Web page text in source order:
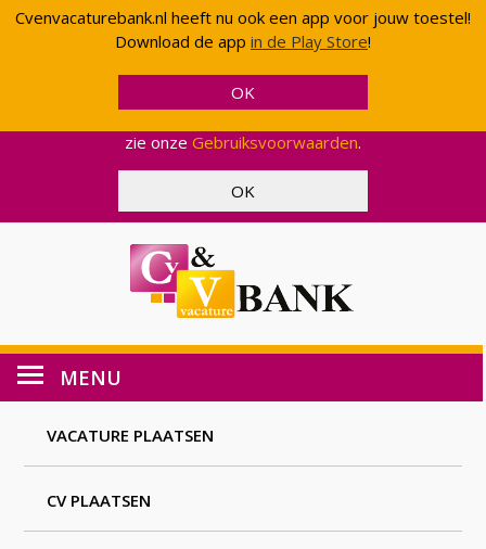
Cvenvacaturebank.nl heeft nu ook een app voor jouw toestel!
Download de app in de Play Store!
Cvenvacaturebank.nl gebruikt cookies en scripts van
Google om uw gebruik van onze website geanonimiseerd
te analyseren. Op deze manier kunnen wij functionaliteit
en effectiviteit aanpassen, zodat wij u een zo optimaal
zie onze Gebruiksvoorwaarden.
MENU
VACATURE PLAATSEN
CV PLAATSEN